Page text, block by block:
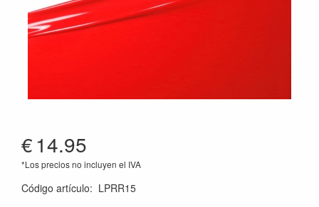
€14.95
*Los precios no incluyen el IVA
Código artículo: LPRR15